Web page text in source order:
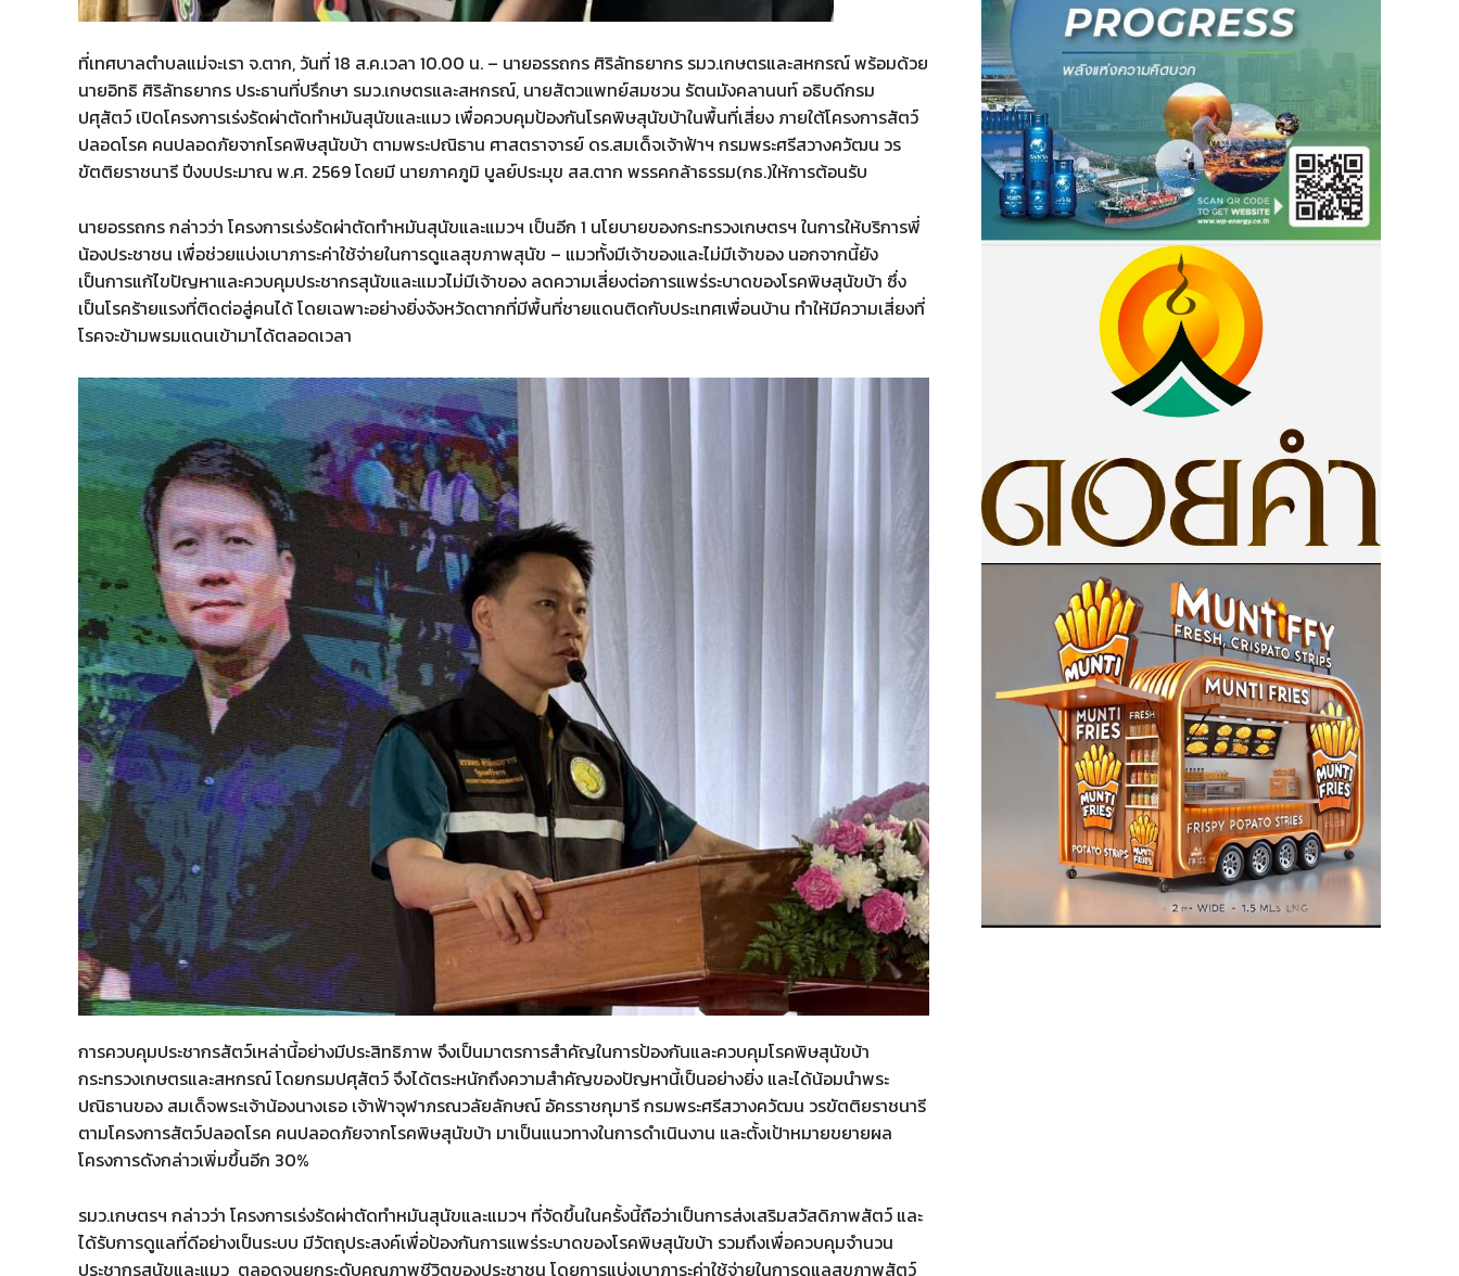
ที่เทศบาลตำบลแม่จะเรา จ.ตาก, วันที่ 18 ส.ค.เวลา 10.00 น. – นายอรรถกร ศิริลัทธยากร รมว.เกษตรและสหกรณ์ พร้อมด้วย
นายอิทธิ ศิริลัทธยากร ประธานที่ปรึกษา รมว.เกษตรและสหกรณ์, นายสัตวแพทย์สมชวน รัตนมังคลานนท์ อธิบดีกรม
ปศุสัตว์ เปิดโครงการเร่งรัดผ่าตัดทำหมันสุนัขและแมว เพื่อควบคุมป้องกันโรคพิษสุนัขบ้าในพื้นที่เสี่ยง ภายใต้โครงการสัตว์
ปลอดโรค คนปลอดภัยจากโรคพิษสุนัขบ้า ตามพระปณิธาน ศาสตราจารย์ ดร.สมเด็จเจ้าฟ้าฯ กรมพระศรีสวางควัฒน วร
ขัตติยราชนารี ปีงบประมาณ พ.ศ. 2569 โดยมี นายภาคภูมิ บูลย์ประมุข สส.ตาก พรรคกล้าธรรม(กธ.)ให้การต้อนรับ
นายอรรถกร กล่าวว่า โครงการเร่งรัดผ่าตัดทำหมันสุนัขและแมวฯ เป็นอีก 1 นโยบายของกระทรวงเกษตรฯ ในการให้บริการพี่
น้องประชาชน เพื่อช่วยแบ่งเบาภาระค่าใช้จ่ายในการดูแลสุขภาพสุนัข – แมวทั้งมีเจ้าของและไม่มีเจ้าของ นอกจากนี้ยัง
เป็นการแก้ไขปัญหาและควบคุมประชากรสุนัขและแมวไม่มีเจ้าของ ลดความเสี่ยงต่อการแพร่ระบาดของโรคพิษสุนัขบ้า ซึ่ง
เป็นโรคร้ายแรงที่ติดต่อสู่คนได้ โดยเฉพาะอย่างยิ่งจังหวัดตากที่มีพื้นที่ชายแดนติดกับประเทศเพื่อนบ้าน ทำให้มีความเสี่ยงที่
โรคจะข้ามพรมแดนเข้ามาได้ตลอดเวลา
การควบคุมประชากรสัตว์เหล่านี้อย่างมีประสิทธิภาพ จึงเป็นมาตรการสำคัญในการป้องกันและควบคุมโรคพิษสุนัขบ้า
กระทรวงเกษตรและสหกรณ์ โดยกรมปศุสัตว์ จึงได้ตระหนักถึงความสำคัญของปัญหานี้เป็นอย่างยิ่ง และได้น้อมนำพระ
ปณิธานของ สมเด็จพระเจ้าน้องนางเธอ เจ้าฟ้าจุฬาภรณวลัยลักษณ์ อัครราชกุมารี กรมพระศรีสวางควัฒน วรขัตติยราชนารี
ตามโครงการสัตว์ปลอดโรค คนปลอดภัยจากโรคพิษสุนัขบ้า มาเป็นแนวทางในการดำเนินงาน และตั้งเป้าหมายขยายผล
โครงการดังกล่าวเพิ่มขึ้นอีก 30%
รมว.เกษตรฯ กล่าวว่า โครงการเร่งรัดผ่าตัดทำหมันสุนัขและแมวฯ ที่จัดขึ้นในครั้งนี้ถือว่าเป็นการส่งเสริมสวัสดิภาพสัตว์ และ
ได้รับการดูแลที่ดีอย่างเป็นระบบ มีวัตถุประสงค์เพื่อป้องกันการแพร่ระบาดของโรคพิษสุนัขบ้า รวมถึงเพื่อควบคุมจำนวน
ประชากรสุนัขและแมว ตลอดจนยกระดับคุณภาพชีวิตของประชาชน โดยการแบ่งเบาภาระค่าใช้จ่ายในการดูแลสุขภาพสัตว์